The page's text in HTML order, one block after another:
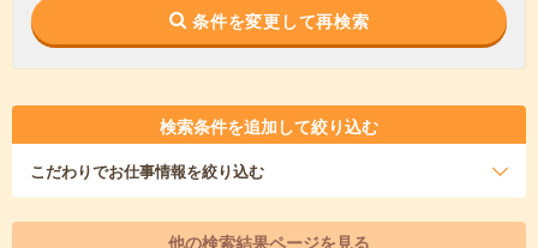
条件を変更して再検索
検索条件を追加して絞り込む
こだわりでお仕事情報を絞り込む
他の検索結果ページを見る